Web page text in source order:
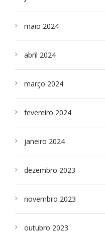
maio 2024
abril 2024
março 2024
fevereiro 2024
janeiro 2024
dezembro 2023
novembro 2023
outubro 2023